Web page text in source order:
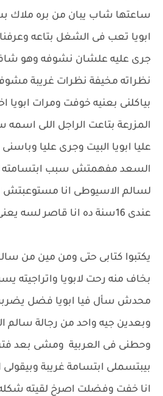
ساعتها شاب يبان من بره
ابويا تعب فى الشغل بتاعه وعرفنا
جرى عليه علشان نشوفه وهو
نظراته مخيفة نظرات غريبة
بياكلنى بعنيه خوفت ومرات ابويا
عليا ابويا البيت وجرى عليا
السعد مفهمتش سبب ابتسامته
لسالم الاسيوطى انا مستوعبتش
عندى 16سنة ده انا قاصر لسه يعنى مينفعش
يكتبوا كتابى حتى ومن مين من
بخاف منه رحت لابويا
محدش سأل فيا ابويا فضل
وبعدين جيه واحد من رجالة سالم
وحطنى فى العربية ومشى بعد
بيبتسملى ابتسامة غريبة
انا خفت وفضلت اصرخ لقيته شكله